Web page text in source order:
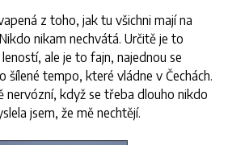
z toho, jak tu všichni mají na
nikam nechvátá. Určitě je to
ale je to fajn, najednou se
tempo, které vládne v Čechách.
nervózní, když se třeba dlouho nikdo
jsem, že mě nechtějí.